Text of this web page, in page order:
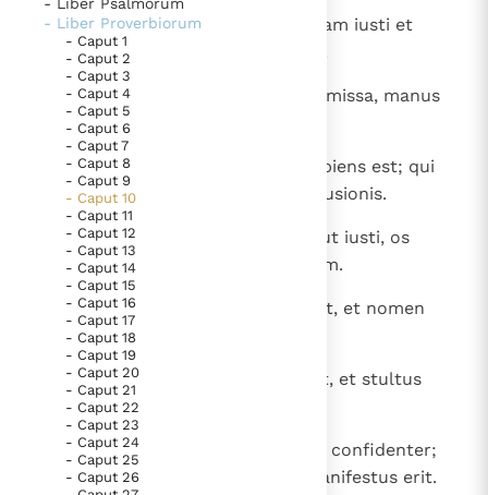
5. Het gebed van de Kerk
In Christus wordt onze honger vervuld
Leer de kostbare parel van Gods koninkrijk te
herkennen
Gods Koninkrijk groeit stilletjes door liefde, niet door
dwang
De mystiek. De mystieke verschijnselen en de
heiligheid
Berichten
Het Vaticaan publiceert een nieuwe Latijnse uitgave
van het Romeins martyrologium
Vaticaanse financiële waakhond verliest autonomie
Paus spreekt het Wereldvoedselprogramma toe
Paus Leo XIV in Pavia: "De stad is zowel een gave als
een taak"
Paus in Pavia: St. Augustinus toont ons de noodzaak om
"naar het innerlijk" toe te keren.
RK Documenten stelt heel veel belangrijke
kerkelijke documenten van de Rooms
Katholieke Kerk in het Nederlands beschikbaar
- Liber Proverbiorum
- Caput 1
- Caput 2
- Caput 3
- Caput 4
- Caput 5
- Caput 6
- Caput 7
- Caput 8
- Caput 9
- Caput 10
- Caput 11
- Caput 12
- Caput 13
- Caput 14
- Caput 15
- Caput 16
- Caput 17
- Caput 18
- Caput 19
- Caput 20
- Caput 21
- Caput 22
- Caput 23
- Caput 24
- Caput 25
- Caput 26
Non affliget Dominus fame animam iusti et
cupiditatem impiorum subvertet.
Egestatem operata est manus remissa, manus
autem fortium divitias parat.
Qui congregat in messe, filius sapiens est; qui
autem stertit aestate, filius confusionis.
Benedictiones Domini super caput iusti, os
autem impiorum operit violentiam.
Memoria iusti in benedictione erit, et nomen
impiorum putrescet.
Sapiens corde praecepta suscipit, et stultus
labiis corruet.
Qui ambulat simpliciter, ambulat confidenter;
qui autem depravat vias suas, manifestus erit.